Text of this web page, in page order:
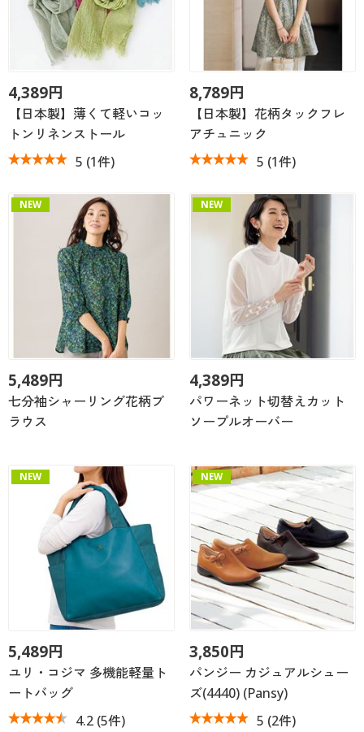
4,389円
【日本製】薄くて軽いコッ
トンリネンストール
5 (1件)
8,789円
【日本製】花柄タックフレ
アチュニック
5 (1件)
NEW
5,489円
七分袖シャーリング花柄ブ
ラウス
NEW
4,389円
パワーネット切替えカット
ソープルオーバー
NEW
5,489円
ユリ・コジマ 多機能軽量ト
ートバッグ
4.2 (5件)
NEW
3,850円
パンジー カジュアルシュー
ズ(4440) (Pansy)
5 (2件)